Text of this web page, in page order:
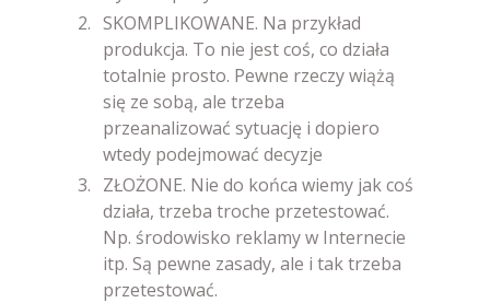
SKOMPLIKOWANE. Na przykład
produkcja. To nie jest coś, co działa
totalnie prosto. Pewne rzeczy wiążą
się ze sobą, ale trzeba
przeanalizować sytuację i dopiero
wtedy podejmować decyzje
ZŁOŻONE. Nie do końca wiemy jak coś
działa, trzeba troche przetestować.
Np. środowisko reklamy w Internecie
itp. Są pewne zasady, ale i tak trzeba
przetestować.